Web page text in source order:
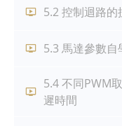
5.2 控制迴路
5.3 馬達參數自
5.4 不同PWM
遲時間